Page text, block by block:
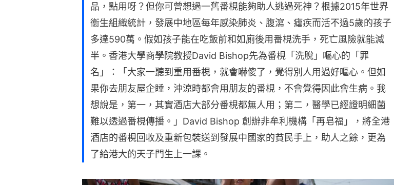
品，點用呀？但你可曾想過一舊番梘能夠助人逃過死神？根據2015年世界
衞生組織統計，發展中地區每年感染肺炎、腹瀉、瘧疾而活不過5歲的孩子
多達590萬。假如孩子能在吃飯前和如廁後用番梘洗手，死亡風險就能減
半。香港大學商學院教授David Bishop先為番梘「洗脫」嘔心的「罪
名」：「大家一聽到重用番梘，就會嚇傻了，覺得別人用過好嘔心。但如
果你去朋友屋企睡，沖涼時都會用朋友的番梘，不會覺得因此會生病。我
想說是，第一，其實酒店大部分番梘都無人用；第二，醫學已經證明細菌
難以透過番梘傳播。」David Bishop 創辦非牟利機構「再皂福」，將全港
酒店的番梘回收及重新包裝送到發展中國家的貧民手上，助人之餘，更為
了給港大的天子門生上一課。